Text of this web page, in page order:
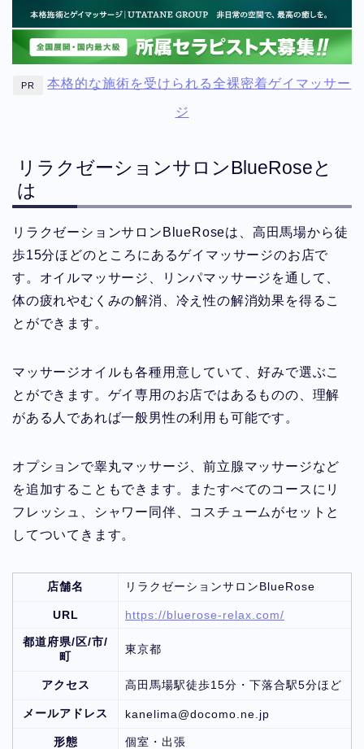
PR 本格的な施術を受けられる全裸密着ゲイマッサー
ジ
リラクゼーションサロンBlueRoseと
は
リラクゼーションサロンBlueRoseは、高田馬場から徒
歩15分ほどのところにあるゲイマッサージのお店で
す。オイルマッサージ、リンパマッサージを通して、
体の疲れやむくみの解消、冷え性の解消効果を得るこ
とができます。
マッサージオイルも各種用意していて、好みで選ぶこ
とができます。ゲイ専用のお店ではあるものの、理解
がある人であれば一般男性の利用も可能です。
オプションで睾丸マッサージ、前立腺マッサージなど
を追加することもできます。またすべてのコースにリ
フレッシュ、シャワー同伴、コスチュームがセットと
してついてきます。
店舗名 リラクゼーションサロンBlueRose
URL https://bluerose-relax.com/
都道府県/区/市/
町
東京都
アクセス 高田馬場駅徒歩15分・下落合駅5分ほど
メールアドレス kanelima@docomo.ne.jp
形態 個室・出張